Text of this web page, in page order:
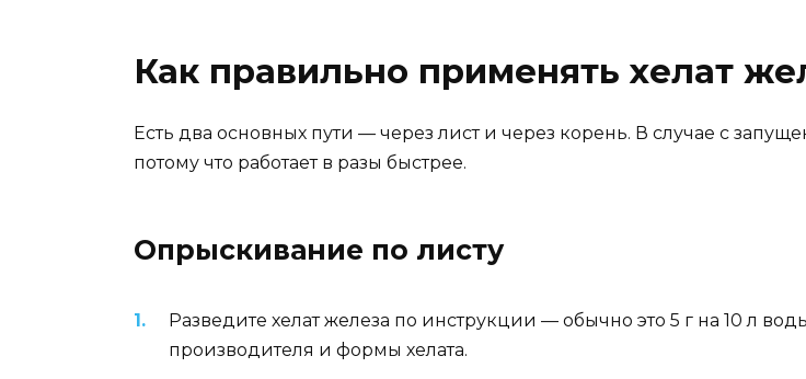
Как правильно применять хелат
Есть два основных пути — через лист и через корень. В случае с
потому что работает в разы быстрее.
Опрыскивание по листу
Разведите хелат железа по инструкции — обычно это 5 г на 10 л
производителя и формы хелата.